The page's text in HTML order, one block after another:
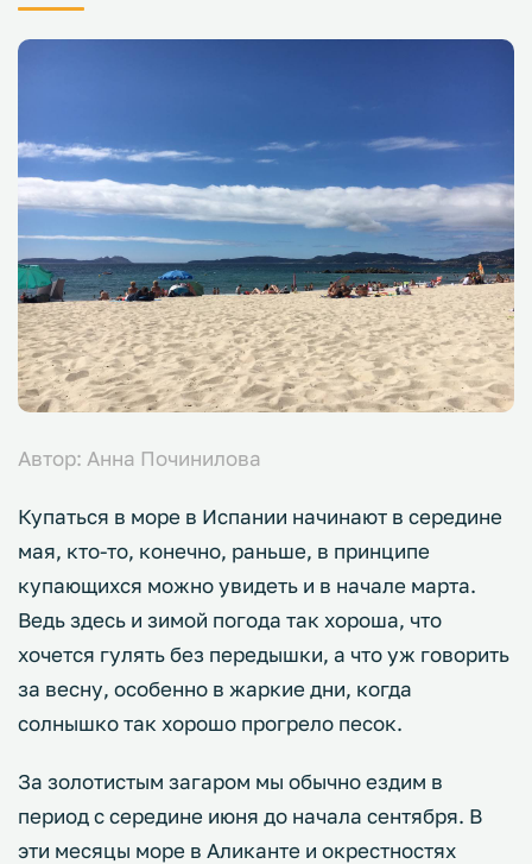
Автор: Анна Починилова
Купаться в море в Испании начинают в середине
мая, кто-то, конечно, раньше, в принципе
купающихся можно увидеть и в начале марта.
Ведь здесь и зимой погода так хороша, что
хочется гулять без передышки, а что уж говорить
за весну, особенно в жаркие дни, когда
солнышко так хорошо прогрело песок.
За золотистым загаром мы обычно ездим в
период с середине июня до начала сентября. В
эти месяцы море в Аликанте и окрестностях